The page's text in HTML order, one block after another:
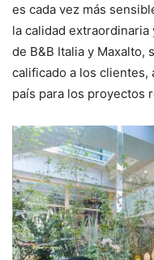
es cada vez más
la calidad
de B&B Italia y Maxalto,
calificado a los
país para los proyectos